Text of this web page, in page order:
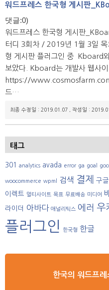
워드프레스 한국형 게시판
댓글:0)
워드프레스 한국형 게시판
터디 3회차 / 2019년 1월 3일
형 게시판 플러그인 중 Kboard
보았다. Kboard는 개발사 웹사이
https://
드…
최종 수정일 : 2019.01.07 , 작성일 :
태그
301 analytics avada error ga goal
woocommerce wpml 검색 결제 구글
이렉트 멀티사이트 목표 무료배송 미디어
라이더 아바다 애널리틱스 에러 우
플러그인 한국형 한글
한국의 워드프